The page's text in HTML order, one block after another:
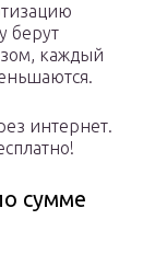
берут
каждый
интернет.
сумме